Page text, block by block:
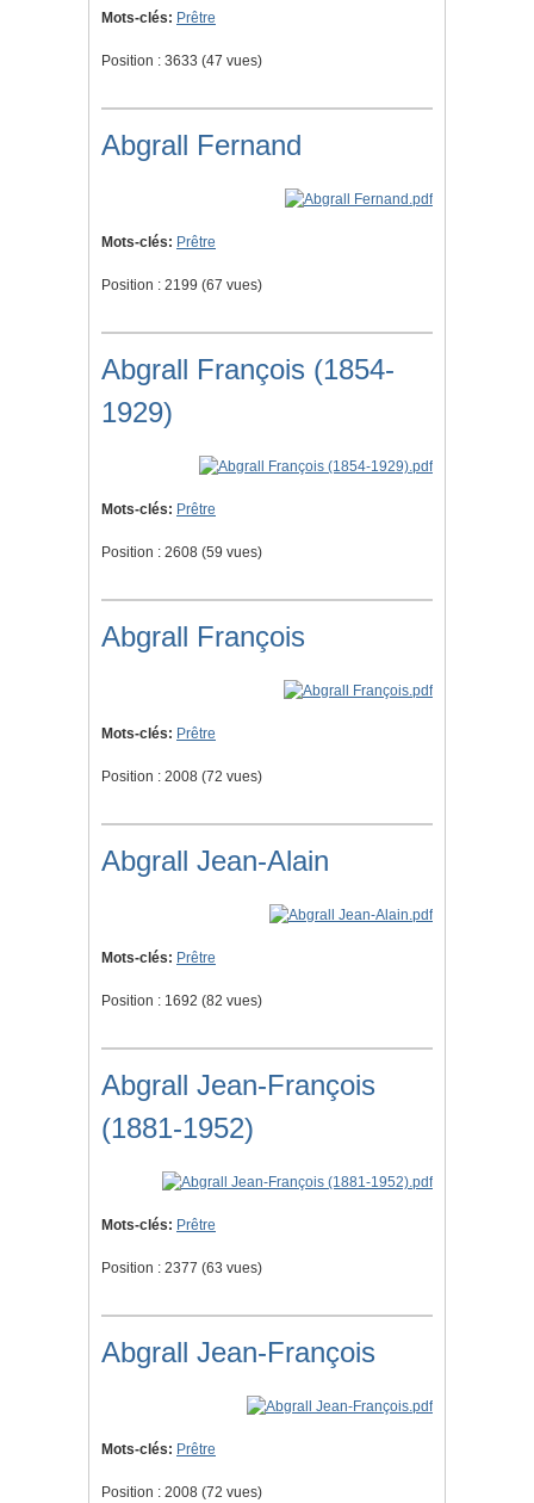
Mots-clés: Prêtre
Position : 3633 (47 vues)
Abgrall Fernand
Mots-clés: Prêtre
Position : 2199 (67 vues)
Abgrall François (1854-
1929)
Mots-clés: Prêtre
Position : 2608 (59 vues)
Abgrall François
Mots-clés: Prêtre
Position : 2008 (72 vues)
Abgrall Jean-Alain
Mots-clés: Prêtre
Position : 1692 (82 vues)
Abgrall Jean-François
(1881-1952)
Mots-clés: Prêtre
Position : 2377 (63 vues)
Abgrall Jean-François
Mots-clés: Prêtre
Position : 2008 (72 vues)